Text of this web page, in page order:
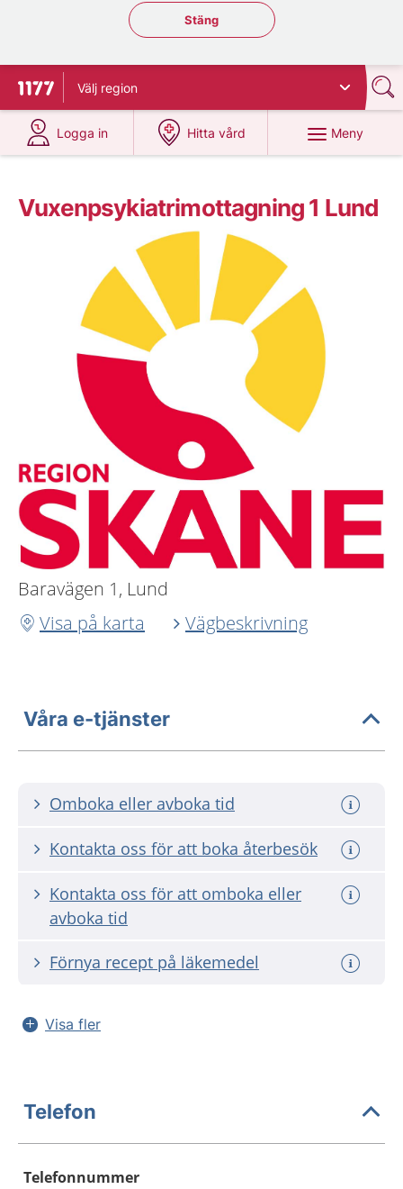
Stäng regionsväljaren
Stäng
Till startsidan för 1177
Välj region
Logga in
på 1177.se
Hitta vård
på 1177.se
Meny
Vuxenpsykiatrimottagning 1 Lund
Baravägen 1, Lund
Visa på karta
Vägbeskrivning
Våra e-tjänster
Omboka eller avboka tid
Kontakta oss för att boka återbesök
Kontakta oss för att omboka eller
avboka tid
Förnya recept på läkemedel
Visa fler
Telefon
Telefonnummer